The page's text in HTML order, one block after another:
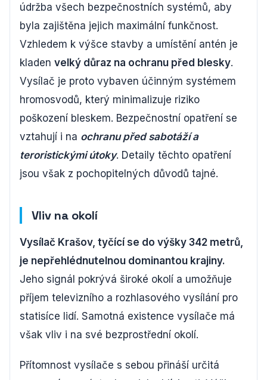
údržba všech bezpečnostních systémů, aby
byla zajištěna jejich maximální funkčnost.
Vzhledem k výšce stavby a umístění antén je
kladen velký důraz na ochranu před blesky.
Vysílač je proto vybaven účinným systémem
hromosvodů, který minimalizuje riziko
poškození bleskem. Bezpečnostní opatření se
vztahují i na ochranu před sabotáží a
teroristickými útoky. Detaily těchto opatření
jsou však z pochopitelných důvodů tajné.
Vliv na okolí
Vysílač Krašov, tyčící se do výšky 342 metrů,
je nepřehlédnutelnou dominantou krajiny.
Jeho signál pokrývá široké okolí a umožňuje
příjem televizního a rozhlasového vysílání pro
statisíce lidí. Samotná existence vysílače má
však vliv i na své bezprostřední okolí.
Přítomnost vysílače s sebou přináší určitá